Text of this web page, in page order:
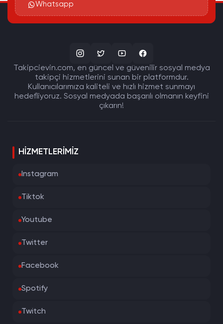
Whatsapp
Takipcievin.com, en güncel ve güvenilir sosyal medya
takipçi hizmetlerini sunan bir platformdur.
Kullanıcılarımıza kaliteli ve hızlı hizmet sunmayı
hedefliyoruz. Sosyal medyada başarılı olmanın keyfini
çıkarın!
HIZMETLERIMIZ
Instagram
Tiktok
Youtube
Twitter
Facebook
Spotify
Twitch